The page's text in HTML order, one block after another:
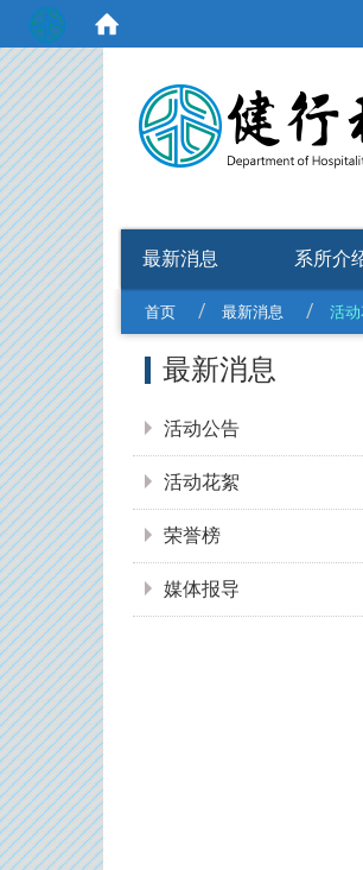
最新消息 系所介
首页 最新消息 活
最新消息
活动公告
活动花絮
荣誉榜
媒体报导